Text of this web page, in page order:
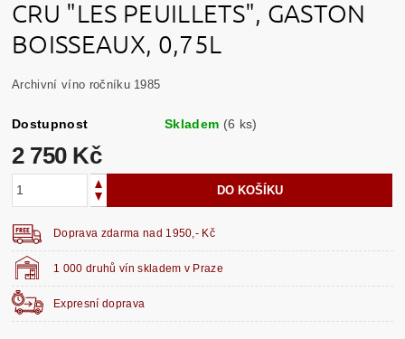
CRU "LES PEUILLETS", GASTON
BOISSEAUX, 0,75L
Archivní víno ročníku 1985
Dostupnost Skladem (6 ks)
2 750 Kč
1 000 druhů vín skladem v Praze
Expresní doprava
Doprava zdarma nad 1950,- Kč